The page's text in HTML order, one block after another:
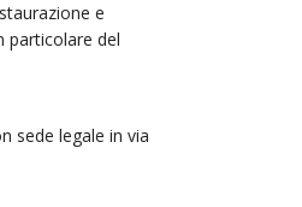
e
particolare del
sede legale in via